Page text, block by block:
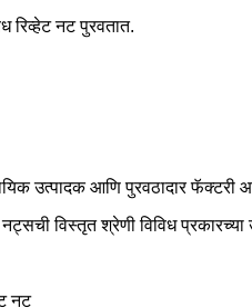
रिव्हेट नट पुरवतात.
उत्पादक आणि पुरवठादार फॅक्टरी
विस्तृत श्रेणी विविध प्रकारच्या